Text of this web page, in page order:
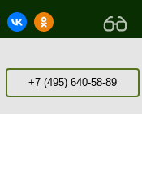
+7 (495) 640-58-89